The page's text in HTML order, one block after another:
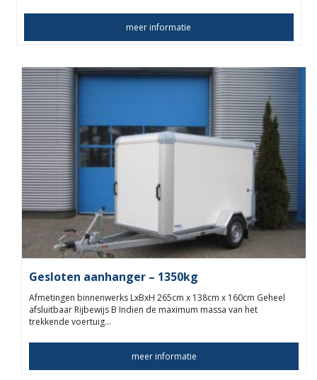
meer informatie
Gesloten aanhanger – 1350kg
Afmetingen binnenwerks LxBxH 265cm x 138cm x 160cm Geheel
afsluitbaar Rijbewijs B Indien de maximum massa van het
trekkende voertuig…
meer informatie